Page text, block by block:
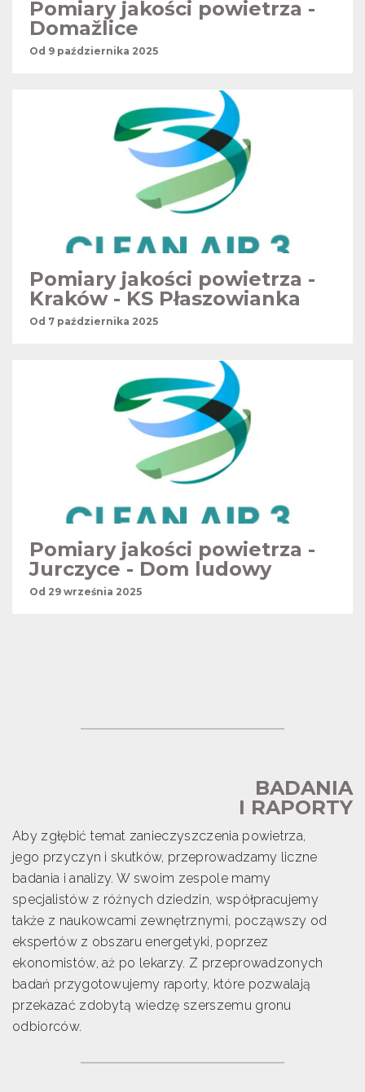
Pomiary jakości powietrza -
Domažlice
Od 9 października 2025
Pomiary jakości powietrza -
Kraków - KS Płaszowianka
Od 7 października 2025
Pomiary jakości powietrza -
Jurczyce - Dom ludowy
Od 29 września 2025
BADANIA
I RAPORTY
Aby zgłębić temat zanieczyszczenia powietrza,
jego przyczyn i skutków, przeprowadzamy liczne
badania i analizy. W swoim zespole mamy
specjalistów z różnych dziedzin, współpracujemy
także z naukowcami zewnętrznymi, począwszy od
ekspertów z obszaru energetyki, poprzez
ekonomistów, aż po lekarzy. Z przeprowadzonych
badań przygotowujemy raporty, które pozwalają
przekazać zdobytą wiedzę szerszemu gronu
odbiorców.